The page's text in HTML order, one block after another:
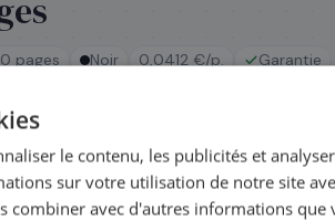
pages Noir 0,0412 €/p. Garantie
le jour même — commandez avant
par impression :0,0412€
le contenu, les publicités et
sur votre utilisation de notre site
combiner avec d'autres informations que